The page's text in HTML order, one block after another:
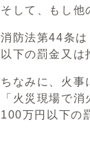
そして、もし他
消防法第44条
以下の罰金又は
ちなみに、火事
「火災現場で
100万円以下の